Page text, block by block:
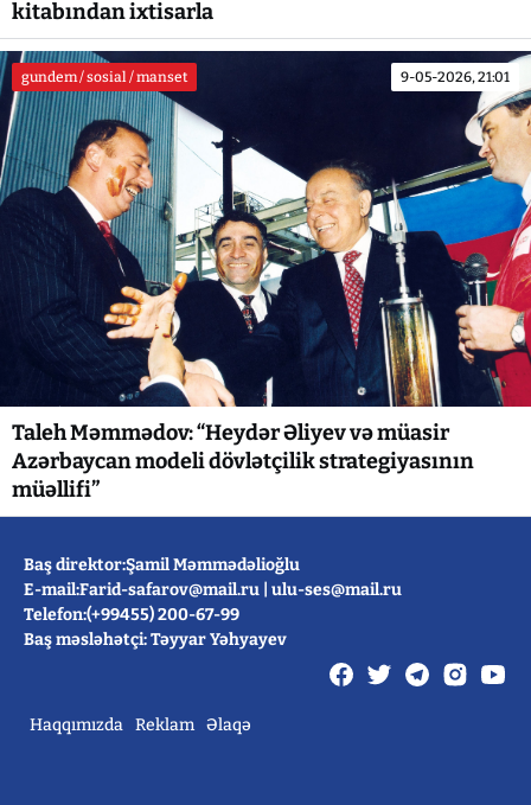
kitabından ixtisarla
gundem / sosial / manset 9-05-2026, 21:01
Taleh Məmmədov: “Heydər Əliyev və müasir
Azərbaycan modeli dövlətçilik strategiyasının
müəllifi”
Baş direktor:Şamil Məmmədəlioğlu
E-mail:Farid-safarov@mail.ru ulu-ses@mail.ru
Telefon:(+99455) 200-67-99
Baş məsləhətçi: Təyyar Yəhyayev
Haqqımızda Reklam Əlaqə